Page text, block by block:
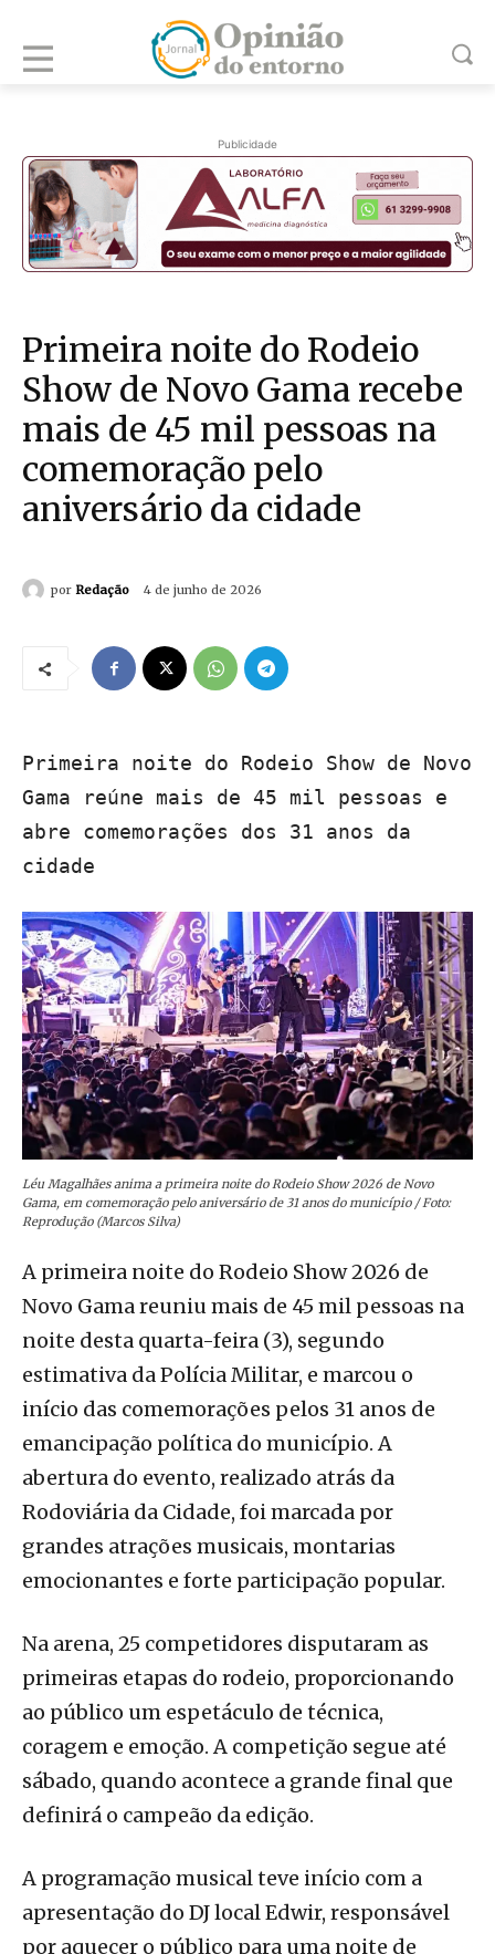
Publicidade
Primeira noite do Rodeio
Show de Novo Gama recebe
mais de 45 mil pessoas na
comemoração pelo
aniversário da cidade
por Redação 4 de junho de 2026
Primeira noite do Rodeio Show de Novo
Gama reúne mais de 45 mil pessoas e
abre comemorações dos 31 anos da
cidade
Léu Magalhães anima a primeira noite do Rodeio Show 2026 de Novo
Gama, em comemoração pelo aniversário de 31 anos do município / Foto:
Reprodução (Marcos Silva)
A primeira noite do Rodeio Show 2026 de
Novo Gama reuniu mais de 45 mil pessoas na
noite desta quarta-feira (3), segundo
estimativa da Polícia Militar, e marcou o
início das comemorações pelos 31 anos de
emancipação política do município. A
abertura do evento, realizado atrás da
Rodoviária da Cidade, foi marcada por
grandes atrações musicais, montarias
emocionantes e forte participação popular.
Na arena, 25 competidores disputaram as
primeiras etapas do rodeio, proporcionando
ao público um espetáculo de técnica,
coragem e emoção. A competição segue até
sábado, quando acontece a grande final que
definirá o campeão da edição.
A programação musical teve início com a
apresentação do DJ local Edwir, responsável
por aquecer o público para uma noite de